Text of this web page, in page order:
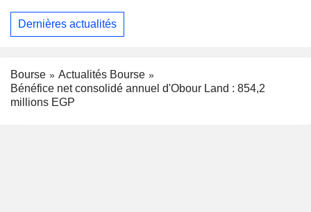
Dernières actualités
Bourse
Actualités Bourse
Bénéfice net consolidé annuel d'Obour Land : 854,2
millions EGP